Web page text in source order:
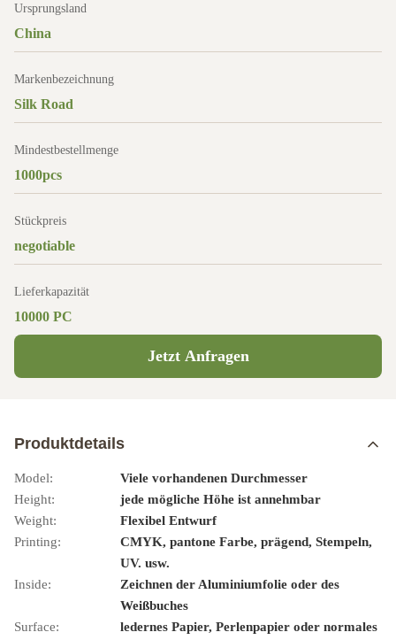
Ursprungsland
China
Markenbezeichnung
Silk Road
Mindestbestellmenge
1000pcs
Stückpreis
negotiable
Lieferkapazität
10000 PC
Jetzt Anfragen
Produktdetails
Model:
Viele vorhandenen Durchmesser
Height:
jede mögliche Höhe ist annehmbar
Weight:
Flexibel Entwurf
Printing:
CMYK, pantone Farbe, prägend, Stempeln,
UV. usw.
Inside:
Zeichnen der Aluminiumfolie oder des
Weißbuches
Surface:
ledernes Papier, Perlenpapier oder normales